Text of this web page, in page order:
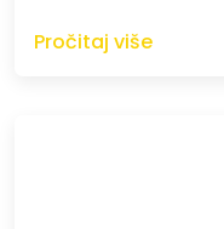
Pročitaj više